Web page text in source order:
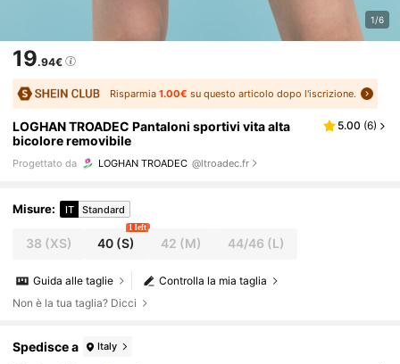
1/6
19.94€
Risparmia 1.00€ su questo articolo dopo l'iscrizione.
LOGHAN TROADEC Pantaloni sportivi vita alta
bicolore removibile
5.00 (6)
Progettato da LOGHAN TROADEC @ltroadec.fr
Misure: IT Standard
38 (XS) 40 (S)
1 left
42 (M) 44/46 (L)
Controlla la mia taglia
Guida alle taglie
Non è la tua taglia? Dicci
Spedisce a Italy